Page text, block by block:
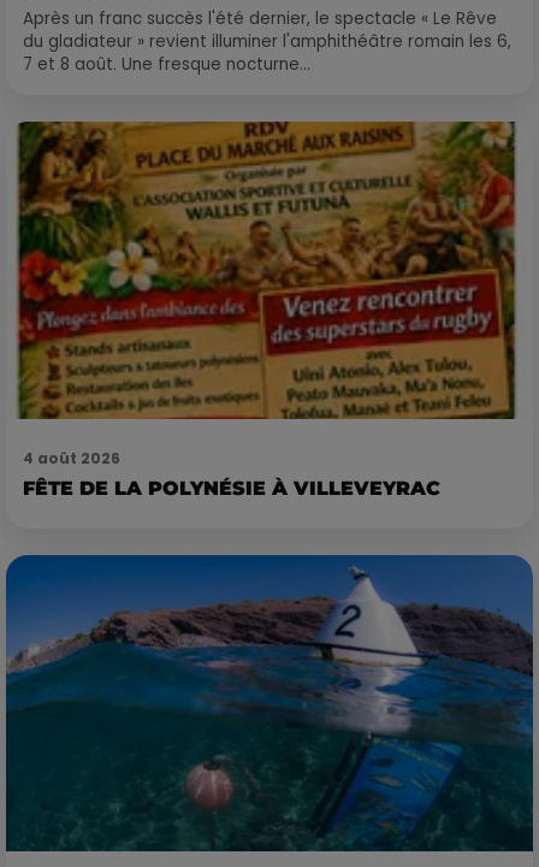
Après un franc succès l'été dernier, le spectacle « Le Rêve
du gladiateur » revient illuminer l'amphithéâtre romain les 6,
7 et 8 août. Une fresque nocturne...
4 août 2026
FÊTE DE LA POLYNÉSIE À VILLEVEYRAC